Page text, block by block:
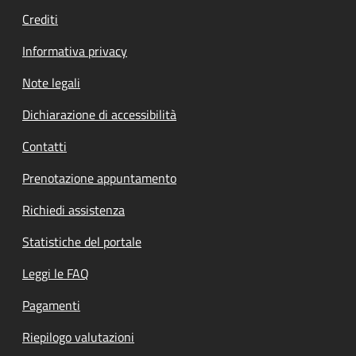
Crediti
Informativa privacy
Note legali
Dichiarazione di accessibilità
Contatti
Prenotazione appuntamento
Richiedi assistenza
Statistiche del portale
Leggi le FAQ
Pagamenti
Riepilogo valutazioni